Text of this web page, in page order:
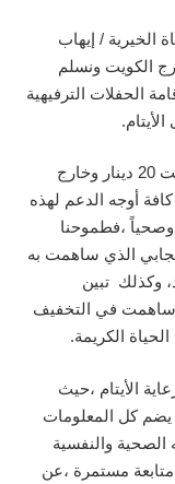
الخيرية / إيهاب
الكويت ونسلم
الحفلات الترفيهية
الأيتام.
20 دينار وخارج
كافة أوجه الدعم لهذه
وصحياً ،فطموحنا
الذي ساهمت به
وكذلك تبين
ساهمت في التخفيف
الحياة الكريمة.
الأيتام ،حيث
يضم كل المعلومات
الصحية والنفسية
متابعة مستمرة ،عن